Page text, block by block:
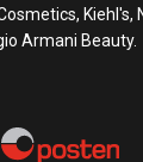
Kiehl's,
Armani Beauty.